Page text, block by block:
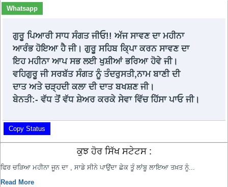
Whatsapp
ਗੁਰੂ ਪਿਆਰੀ ਸਾਧ ਸੰਗਤ ਜੀਓ!! ਅੱਜ ਸਾਵਣ ਦਾ ਮਹੀਨਾ
ਆਰੰਭ ਹੋਇਆ ਹੈ ਜੀ। ਗੁਰੂ ਸਹਿਬ ਕਿ੍ਪਾ ਕਰਨ ਸਾਵਣ ਦਾ
ਇਹ ਮਹੀਨਾ ਆਪ ਸਭ ਲਈ ਖੁਸ਼ੀਆਂ ਭਰਿਆ ਹੋਵੇ ਜੀ।
ਵਹਿਗੁਰੂ ਜੀ ਸਰਬੱਤ ਸੰਗਤ ਨੂੰ ਤੰਦਰੁਸਤੀ,ਨਾਮ ਬਾਣੀ ਦੀ
ਦਾਤ ਅਤੇ ਚੜ੍ਹਦੀ ਕਲਾ ਦੀ ਦਾਤ ਬਖਸ਼ਣ ਜੀ।
ਬੇਨਤੀ:- ਵੱਧ ਤੋਂ ਵੱਧ ਸ਼ੇਅਰ ਕਰਕੇ ਸੇਵਾ ਵਿੱਚ ਹਿੱਸਾ ਪਾਓ ਜੀ।
Copy Status
ਕੁਝ ਹੋਰ ਸਿੱਖ ਸਟੇਟਸ :
ਫਿਰ ਚੜਿਆ ਮਹੀਨਾ ਜੂਨ ਦਾ , ਸਾਡੇ ਸੀਨੇ ਪਾਉਂਦਾ ਛੇਕ ਤੂੰ ਲਾਂਬੂ ਲਾਇਆ ਤਖ਼ਤ ਨੂੰ...
Read More